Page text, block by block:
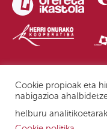
Cookie propioak eta
nabigazioa
helburu